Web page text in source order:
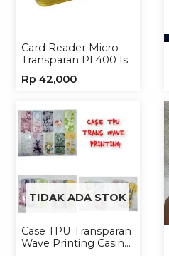
Card Reader Micro
Transparan PL400 Isi
Rp 42,000
TIDAK ADA STOK
Case TPU Transparan
Wave Printing Casing